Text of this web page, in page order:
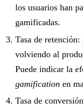
los usuarios han
gamificadas.
Tasa de
volviendo al
Puede indicar la
gamification en
Tasa de